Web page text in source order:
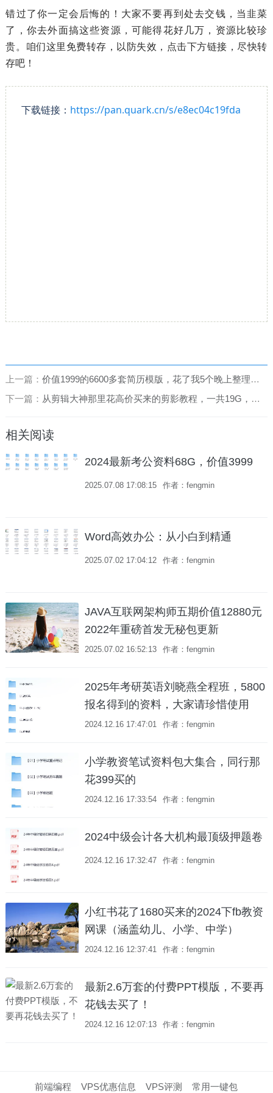
错过了你一定会后悔的！大家不要再到处去交钱，当韭菜
了，你去外面搞这些资源，可能得花好几万，资源比较珍
贵。咱们这里免费转存，以防失效，点击下方链接，尽快转
存吧！
下载链接： https://pan.quark.cn/s/e8ec04c19fda
上一篇：价值1999的6600多套简历模版，花了我5个晚上整理出来的
下一篇： 从剪辑大神那里花高价买来的剪影教程，一共19G，够你学了！
相关阅读
2024最新考公资料68G，价值3999
2025.07.08 17:08:15 作者：fengmin
Word高效办公：从小白到精通
2025.07.02 17:04:12 作者：fengmin
JAVA互联网架构师五期价值12880元
2022年重磅首发无秘包更新
2025.07.02 16:52:13 作者：fengmin
2025年考研英语刘晓燕全程班，5800
报名得到的资料，大家请珍惜使用
2024.12.16 17:47:01 作者：fengmin
小学教资笔试资料包大集合，同行那
花399买的
2024.12.16 17:33:54 作者：fengmin
2024中级会计各大机构最顶级押题卷
2024.12.16 17:32:47 作者：fengmin
小红书花了1680买来的2024下fb教资
网课（涵盖幼儿、小学、中学）
2024.12.16 12:37:41 作者：fengmin
最新2.6万套的付费PPT模版，不要再
花钱去买了！
2024.12.16 12:07:13 作者：fengmin
前端编程 VPS优惠信息 VPS评测 常用一键包